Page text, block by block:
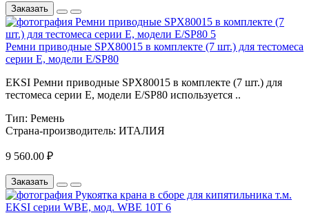
Заказать
Ремни приводные SPX80015 в комплекте (7 шт.) для тестомеса
серии Е, модели E/SP80
EKSI Ремни приводные SPX80015 в комплекте (7 шт.) для
тестомеса серии Е, модели E/SP80 используется ..
Тип: Ремень
Страна-производитель: ИТАЛИЯ
9 560.00 ₽
Заказать